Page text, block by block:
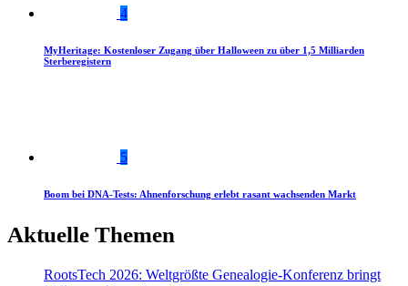
4
MyHeritage: Kostenloser Zugang über Halloween zu über 1,5 Milliarden
Sterberegistern
5
Boom bei DNA-Tests: Ahnenforschung erlebt rasant wachsenden Markt
Aktuelle Themen
RootsTech 2026: Weltgrößte Genealogie-Konferenz bringt